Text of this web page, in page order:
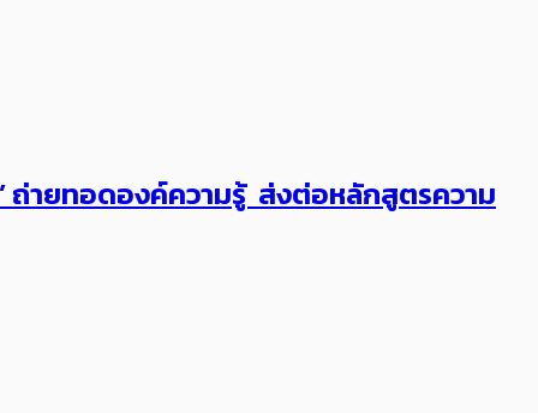
ถ่ายทอดองค์ความรู้ ส่งต่อหลักสูตรความ